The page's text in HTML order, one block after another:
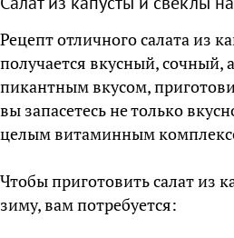
Рецепт отличного салата из
получается вкусный, сочный,
пикантным вкусом,
вы запасетесь не только
целым витаминным
Чтобы приготовить салат из
зиму, вам потребуется: